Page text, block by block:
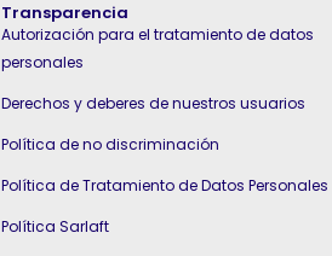
Transparencia
Autorización para el tratamiento de datos
personales
Derechos y deberes de nuestros usuarios
Política de no discriminación
Política de Tratamiento de Datos Personales
Política Sarlaft